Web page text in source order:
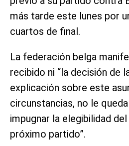
más tarde este lunes por
cuartos de final.
La federación belga
recibido ni “la decisión de
explicación sobre este
circunstancias, no le
impugnar la elegibilidad
próximo partido”.